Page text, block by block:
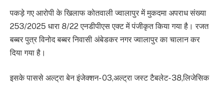
पकड़े गए आरोपी के खिलाफ कोतवाली ज्वालापुर में मुकदमा अपराध संख्या
253/2025 धारा 8/22 एनडीपीएस एक्ट में पंजीकृत किया गया है। रजत
बब्बर पुत्र विनोद बब्बर निवासी अंबेडकर नगर ज्वालापुर का चालान कर
दिया गया है।
इसके पाससे अल्ट्रा बेन इंजेक्शन- 03,अल्ट्रा जस्ट टैबलेट- 38,लिजेसिक